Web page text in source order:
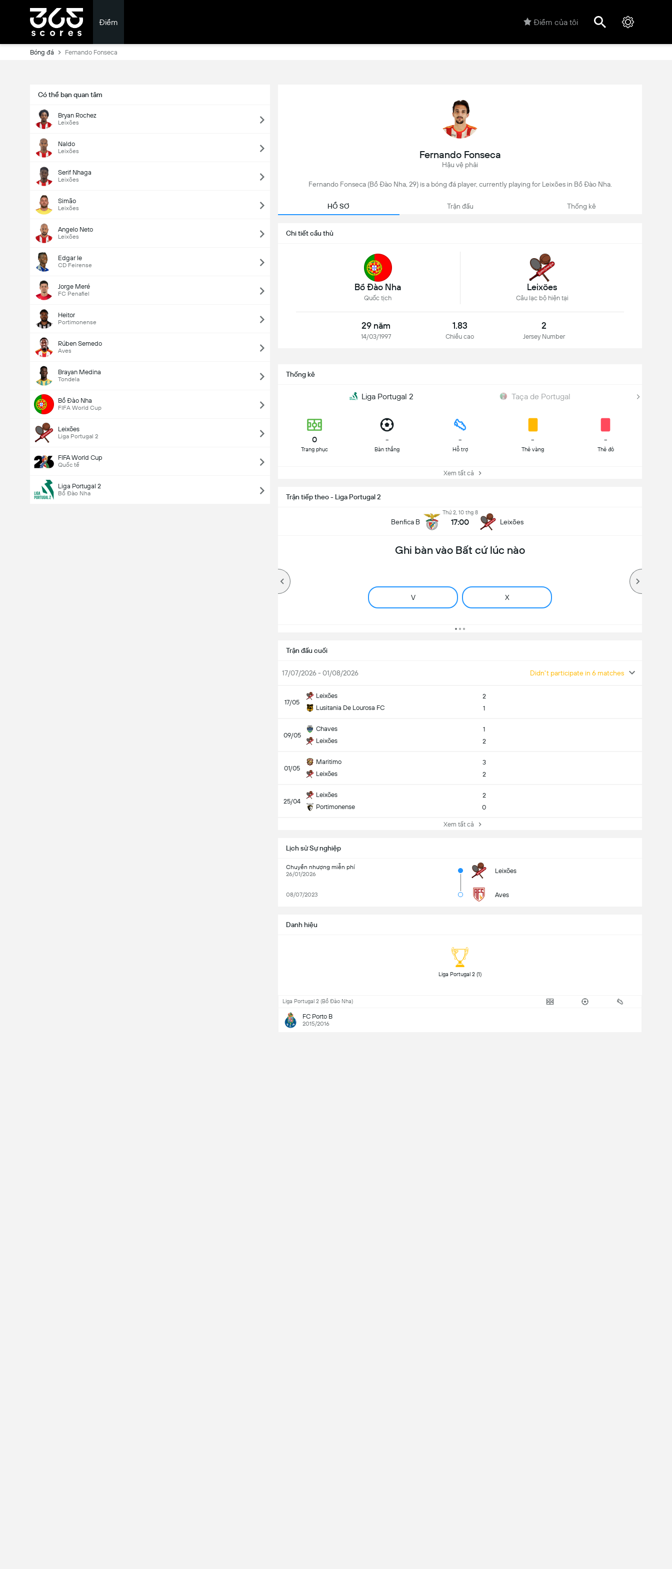
Điểm Điểm của tôi
Bóng đá Fernando Fonseca
Có thể bạn quan tâm
Bryan Rochez
Leixões
Naldo
Leixões
Serif Nhaga
Leixões
Simão
Leixões
Angelo Neto
Leixões
Edgar Ie
CD Feirense
Jorge Meré
FC Penafiel
Heitor
Portimonense
Rúben Semedo
Aves
Brayan Medina
Tondela
Bồ Đào Nha
FIFA World Cup
Leixões
Liga Portugal 2
FIFA World Cup
Quốc tế
Liga Portugal 2
Bồ Đào Nha
Fernando Fonseca
Hậu vệ phải
Fernando Fonseca (Bồ Đào Nha, 29) is a bóng đá player, currently playing for Leixões in Bồ Đào Nha.
HỒ SƠ Trận đấu Thống kê
Chi tiết cầu thủ
Bồ Đào Nha
Quốc tịch
Leixões
Câu lạc bộ hiện tại
29 năm
14/03/1997
1.83
Chiều cao
2
Jersey Number
Thống kê
Liga Portugal 2 Taça de Portugal
0
Trang phục
-
Bàn thắng
-
Hỗ trợ
-
Thẻ vàng
-
Thẻ đỏ
Xem tất cả
Trận tiếp theo - Liga Portugal 2
Benfica B
Thứ 2, 10 thg 8
17:00 Leixões
Ghi bàn vào Bất cứ lúc nào
V X
Trận đấu cuối
17/07/2026 - 01/08/2026 Didn't participate in 6 matches
17/05
Leixões
Lusitania De Lourosa FC
2
1
09/05
Chaves
Leixões
1
2
01/05
Maritimo
Leixões
3
2
25/04
Leixões
Portimonense
2
0
Xem tất cả
Lịch sử Sự nghiệp
Chuyển nhượng miễn phí
26/01/2026
Leixões
08/07/2023 Aves
Danh hiệu
Liga Portugal 2 (Bồ Đào Nha)
FC Porto B
2015/2016